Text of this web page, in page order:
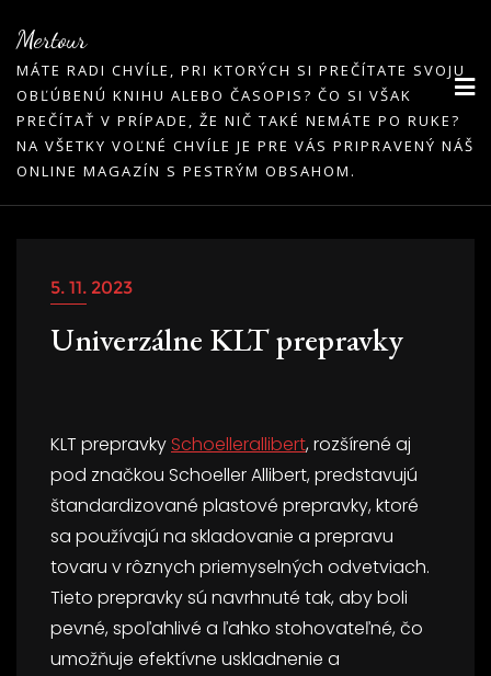
to
content
Mertour
MÁTE RADI CHVÍLE, PRI KTORÝCH SI PREČÍTATE SVOJU
OBĽÚBENÚ KNIHU ALEBO ČASOPIS? ČO SI VŠAK
PREČÍTAŤ V PRÍPADE, ŽE NIČ TAKÉ NEMÁTE PO RUKE?
NA VŠETKY VOĽNÉ CHVÍLE JE PRE VÁS PRIPRAVENÝ NÁŠ
ONLINE MAGAZÍN S PESTRÝM OBSAHOM.
5. 11. 2023
Univerzálne KLT prepravky
KLT prepravky Schoellerallibert, rozšírené aj
pod značkou Schoeller Allibert, predstavujú
štandardizované plastové prepravky, ktoré
sa používajú na skladovanie a prepravu
tovaru v rôznych priemyselných odvetviach.
Tieto prepravky sú navrhnuté tak, aby boli
pevné, spoľahlivé a ľahko stohovateľné, čo
umožňuje efektívne uskladnenie a